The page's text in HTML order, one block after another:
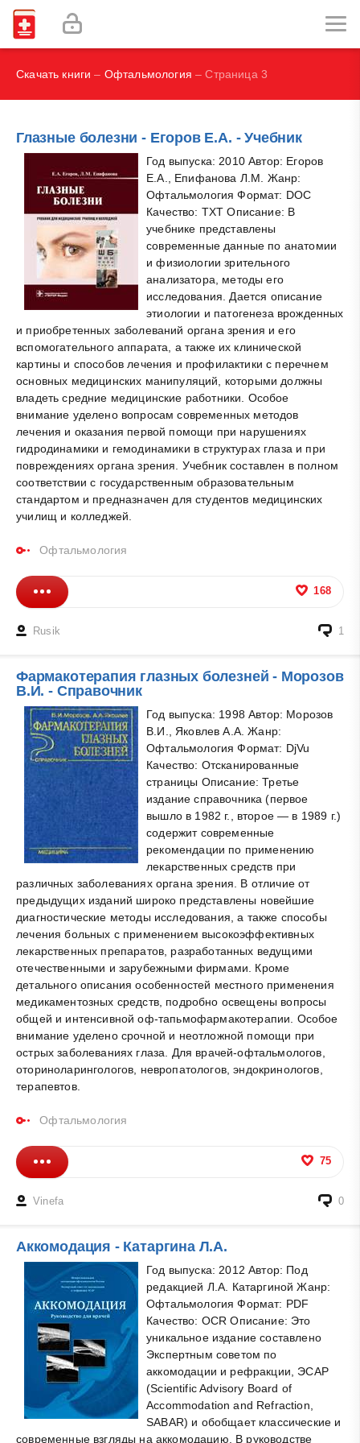
Наглядная иммунология - Бурместер Г.-Р., Пецутто А.
Labex Digital
Скачать книги – Офтальмология – Страница 3
Глазные болезни - Егоров Е.А. - Учебник
Год выпуска: 2010 Автор: Егоров
Е.А., Епифанова Л.М. Жанр:
Офтальмология Формат: DOC
Качество: TXT Описание: В
учебнике представлены
современные данные по анатомии
и физиологии зрительного
анализатора, методы его
исследования. Дается описание
этиологии и патогенеза врожденных
и приобретенных заболеваний органа зрения и его
вспомогательного аппарата, а также их клинической
картины и способов лечения и профилактики с перечнем
основных медицинских манипуляций, которыми должны
владеть средние медицинские работники. Особое
внимание уделено вопросам современных методов
лечения и оказания первой помощи при нарушениях
гидродинамики и гемодинамики в структурах глаза и при
повреждениях органа зрения. Учебник составлен в полном
соответствии с государственным образовательным
стандартом и предназначен для студентов медицинских
училищ и колледжей.
Офтальмология
168
Rusik 1
Фармакотерапия глазных болезней - Морозов
В.И. - Справочник
Год выпуска: 1998 Автор: Морозов
В.И., Яковлев А.А. Жанр:
Офтальмология Формат: DjVu
Качество: Отсканированные
страницы Описание: Третье
издание справочника (первое
вышло в 1982 г., второе — в 1989 г.)
содержит современные
рекомендации по применению
лекарственных средств при
различных заболеваниях органа зрения. В отличие от
предыдущих изданий широко представлены новейшие
диагностические методы исследования, а также способы
лечения больных с применением высокоэффективных
лекарственных препаратов, разработанных ведущими
отечественными и зарубежными фирмами. Кроме
детального описания особенностей местного применения
медикаментозных средств, подробно освещены вопросы
общей и интенсивной оф-тапьмофармакотерапии. Особое
внимание уделено срочной и неотложной помощи при
острых заболеваниях глаза. Для врачей-офтальмологов,
оториноларингологов, невропатологов, эндокринологов,
терапевтов.
Офтальмология
75
Vinefa 0
Аккомодация - Катаргина Л.А.
Год выпуска: 2012 Автор: Под
редакцией Л.А. Катаргиной Жанр:
Офтальмология Формат: PDF
Качество: OCR Описание: Это
уникальное издание составлено
Экспертным советом по
аккомодации и рефракции, ЭСАР
(Scientific Advisory Board of
Accommodation and Refraction,
SABAR) и обобщает классические и
современные взгляды на аккомодацию. В руководстве